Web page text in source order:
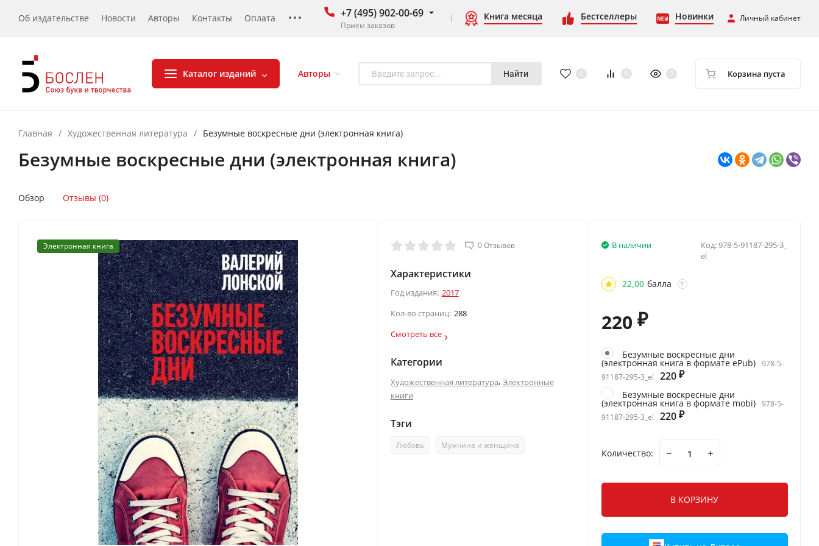
Об издательстве Новости Авторы Контакты Оплата +7 (495) 902-00-69
Прием заказов
Книга месяца Бестселлеры Новинки Личный кабинет
Каталог изданий Авторы Найти 0 0 0 Корзина пуста
Главная / Художественная литература / Безумные воскресные дни (электронная книга)
Безумные воскресные дни (электронная книга)
Обзор Отзывы (0)
Электронная книга 0 Отзывов
Характеристики
Год издания: 2017
Кол-во страниц: 288
Смотреть все
Категории
Художественная литература, Электронные
книги
Тэги
Любовь Мужчина и женщина
Код:978-5-91187-295-3_
el
В наличии
22,00 балла ?
220 ₽
Безумные воскресные дни
(электронная книга в формате ePub) 978-5-
91187-295-3_el
220 ₽
Безумные воскресные дни
(электронная книга в формате mobi) 978-5-
91187-295-3_el
220 ₽
Количество:
В КОРЗИНУ